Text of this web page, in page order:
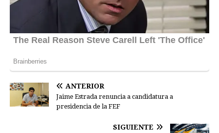
ANTERIOR
Jaime Estrada renuncia a candidatura a
presidencia de la FEF
SIGUIENTE